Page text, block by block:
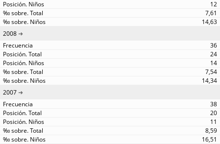
12
7,61
14,63
2008
36
24
14
7,54
14,34
2007
38
20
11
8,59
16,51